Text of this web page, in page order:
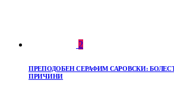
2
ПРЕПОДОБЕН СЕРАФИМ САРОВСКИ:
ПРИЧИНИ